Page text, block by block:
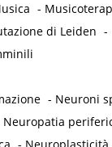
-
di Leiden -
- Neuroni
Neuropatia